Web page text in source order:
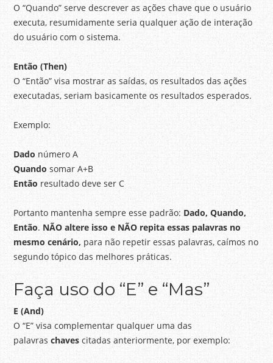
O “Quando” serve descrever as ações chave que o usuário
executa, resumidamente seria qualquer ação de interação
do usuário com o sistema.
Então (Then)
O “Então” visa mostrar as saídas, os resultados das ações
executadas, seriam basicamente os resultados esperados.
Exemplo:
Dado número A
Quandosomar A+B
Então resultado deve ser C
Portanto mantenha sempre esse padrão: Dado, Quando,
Então. NÃO altere isso e NÃO repita essas palavras no
mesmo cenário,para não repetir essas palavras, caímos no
segundo tópico das melhores práticas.
Faça uso do “E” e “Mas”
E (And)
O “E” visa complementar qualquer uma das
palavraschavescitadas anteriormente, por exemplo: